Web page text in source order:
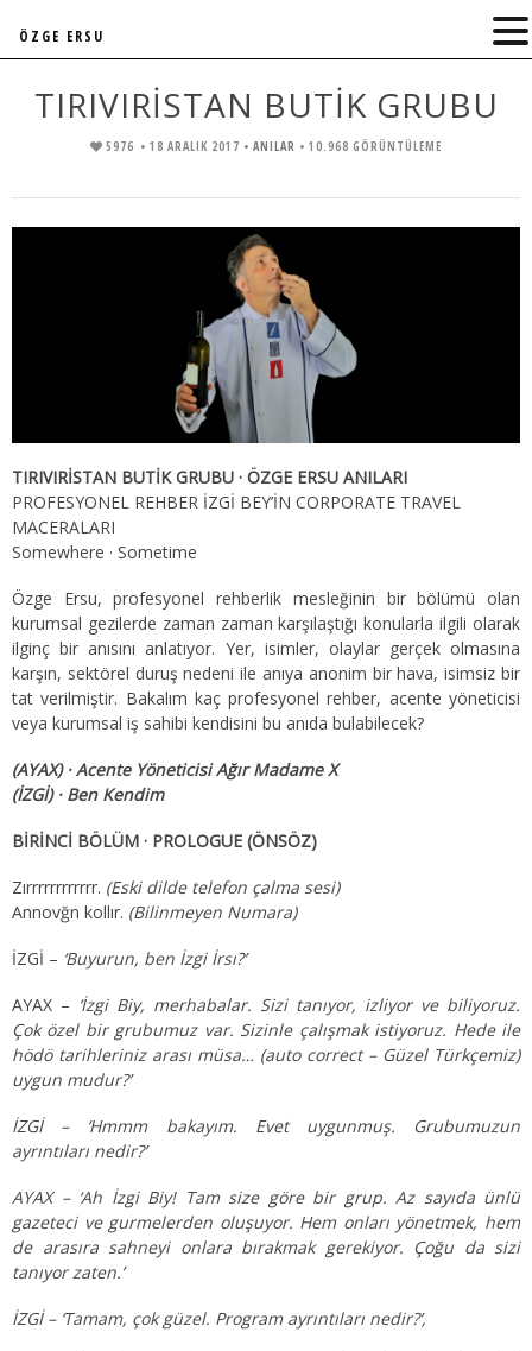
TIRIVIRİSTAN BUTİK GRUBU
5976 • 18 ARALIK 2017 • ANILAR • 10.968 GÖRÜNTÜLEME
TIRIVIRİSTAN BUTİK GRUBU · ÖZGE ERSU ANILARI
PROFESYONEL REHBER İZGİ BEY’İN CORPORATE TRAVEL
MACERALARI
Somewhere · Sometime
Özge Ersu, profesyonel rehberlik mesleğinin bir bölümü olan
kurumsal gezilerde zaman zaman karşılaştığı konularla ilgili olarak
ilginç bir anısını anlatıyor. Yer, isimler, olaylar gerçek olmasına
karşın, sektörel duruş nedeni ile anıya anonim bir hava, isimsiz bir
tat verilmiştir. Bakalım kaç profesyonel rehber, acente yöneticisi
veya kurumsal iş sahibi kendisini bu anıda bulabilecek?
(AYAX) · Acente Yöneticisi Ağır Madame X
(İZGİ) · Ben Kendim
BİRİNCİ BÖLÜM · PROLOGUE (ÖNSÖZ)
Zırrrrrrrrrrrr. (Eski dilde telefon çalma sesi)
Annovğn kollır. (Bilinmeyen Numara)
İZGİ – ‘Buyurun, ben İzgi İrsı?’
AYAX – ‘İzgi Biy, merhabalar. Sizi tanıyor, izliyor ve biliyoruz.
Çok özel bir grubumuz var. Sizinle çalışmak istiyoruz. Hede ile
hödö tarihleriniz arası müsa… (auto correct – Güzel Türkçemiz)
uygun mudur?’
İZGİ – ‘Hmmm bakayım. Evet uygunmuş. Grubumuzun
ayrıntıları nedir?’
AYAX – ‘Ah İzgi Biy! Tam size göre bir grup. Az sayıda ünlü
gazeteci ve gurmelerden oluşuyor. Hem onları yönetmek, hem
de arasıra sahneyi onlara bırakmak gerekiyor. Çoğu da sizi
tanıyor zaten.’
İZGİ – ‘Tamam, çok güzel. Program ayrıntıları nedir?’,
ÖZGE ERSU